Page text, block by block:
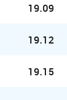
19.09
19.12
19.15